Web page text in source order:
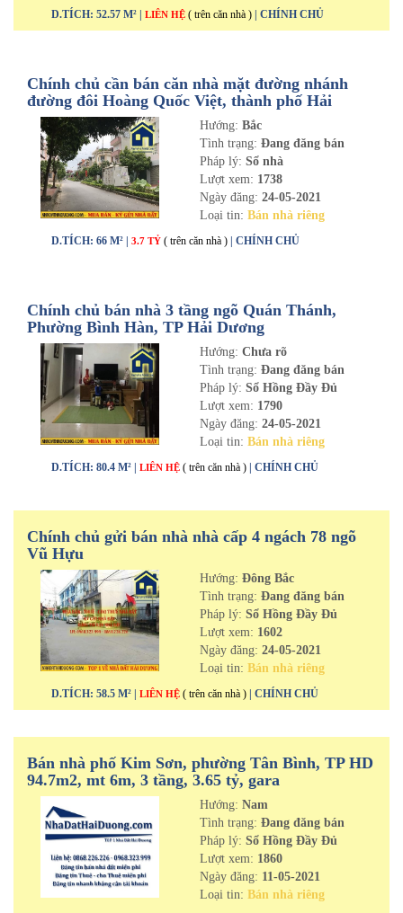
D.TÍCH: 52.57 M² | LIÊN HỆ ( trên căn nhà ) | CHÍNH CHỦ
Chính chủ cần bán căn nhà mặt đường nhánh
đường đôi Hoàng Quốc Việt, thành phố Hải
Dương
Hướng: Bắc
Tình trạng: Đang đăng bán
Pháp lý: Sổ nhà
Lượt xem: 1738
Ngày đăng: 24-05-2021
Loại tin: Bán nhà riêng
D.TÍCH: 66 M² | 3.7 TỶ ( trên căn nhà ) | CHÍNH CHỦ
Chính chủ bán nhà 3 tầng ngõ Quán Thánh,
Phường Bình Hàn, TP Hải Dương
Hướng: Chưa rõ
Tình trạng: Đang đăng bán
Pháp lý: Sổ Hồng Đầy Đủ
Lượt xem: 1790
Ngày đăng: 24-05-2021
Loại tin: Bán nhà riêng
D.TÍCH: 80.4 M² | LIÊN HỆ ( trên căn nhà ) | CHÍNH CHỦ
Chính chủ gửi bán nhà nhà cấp 4 ngách 78 ngõ
Vũ Hựu
Hướng: Đông Bắc
Tình trạng: Đang đăng bán
Pháp lý: Sổ Hồng Đầy Đủ
Lượt xem: 1602
Ngày đăng: 24-05-2021
Loại tin: Bán nhà riêng
D.TÍCH: 58.5 M² | LIÊN HỆ ( trên căn nhà ) | CHÍNH CHỦ
Bán nhà phố Kim Sơn, phường Tân Bình, TP HD
94.7m2, mt 6m, 3 tầng, 3.65 tỷ, gara
Hướng: Nam
Tình trạng: Đang đăng bán
Pháp lý: Sổ Hồng Đầy Đủ
Lượt xem: 1860
Ngày đăng: 11-05-2021
Loại tin: Bán nhà riêng